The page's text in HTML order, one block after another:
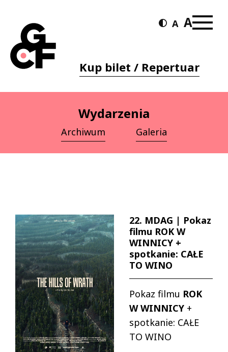
Kup bilet / Repertuar
Wydarzenia
Archiwum Galeria
22. MDAG | Pokaz
filmu ROK W
WINNICY +
spotkanie: CAŁE
TO WINO
Pokaz filmu ROK
W WINNICY +
spotkanie: CAŁE
TO WINO